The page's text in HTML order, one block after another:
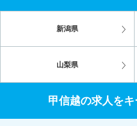
新潟県
山梨県
甲信越の求人を